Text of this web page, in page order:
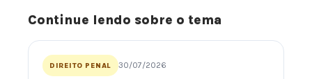
Continue lendo sobre o tema
DIREITO PENAL 30/07/2026